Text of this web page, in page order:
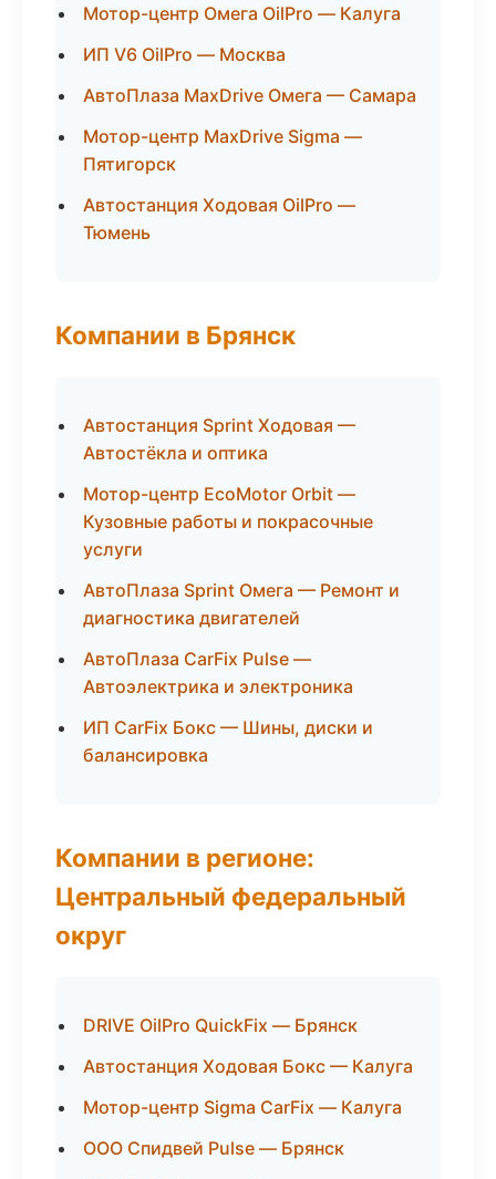
Мотор-центр Омега OilPro — Калуга
ИП V6 OilPro — Москва
АвтоПлаза MaxDrive Омега — Самара
Мотор-центр MaxDrive Sigma —
Пятигорск
Автостанция Ходовая OilPro —
Тюмень
Компании в Брянск
Автостанция Sprint Ходовая —
Автостёкла и оптика
Мотор-центр EcoMotor Orbit —
Кузовные работы и покрасочные
услуги
АвтоПлаза Sprint Омега — Ремонт и
диагностика двигателей
АвтоПлаза CarFix Pulse —
Автоэлектрика и электроника
ИП CarFix Бокс — Шины, диски и
балансировка
Компании в регионе:
Центральный федеральный
округ
DRIVE OilPro QuickFix — Брянск
Автостанция Ходовая Бокс — Калуга
Мотор-центр Sigma CarFix — Калуга
ООО Спидвей Pulse — Брянск